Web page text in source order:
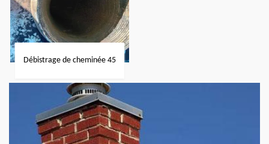
Débistrage de cheminée 45